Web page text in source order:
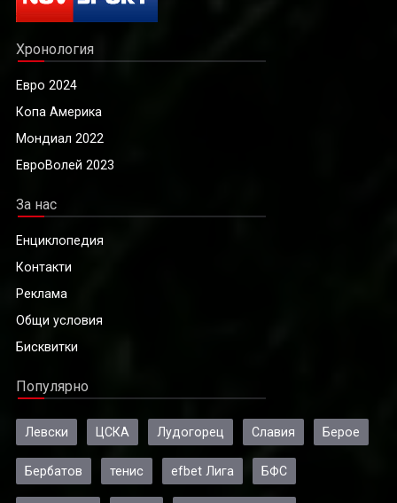
Хронология
Евро 2024
Копа Америка
Мондиал 2022
ЕвроВолей 2023
За нас
Енциклопедия
Контакти
Реклама
Общи условия
Бисквитки
Популярно
Левски ЦСКА Лудогорец Славия Берое
Бербатов тенис efbet Лига БФС